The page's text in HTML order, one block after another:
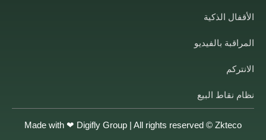
الأقفال الذكية
المراقبة بالفيديو
الانتركم
نظام نقاط البيع
Made with ❤ Digifly Group | All rights reserved © Zkteco